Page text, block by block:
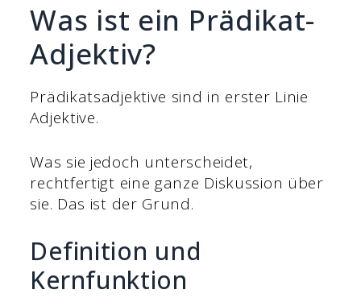
Was ist ein Prädikat-
Adjektiv?
Prädikatsadjektive sind in erster Linie
Adjektive.
Was sie jedoch unterscheidet,
rechtfertigt eine ganze Diskussion über
sie. Das ist der Grund.
Definition und
Kernfunktion